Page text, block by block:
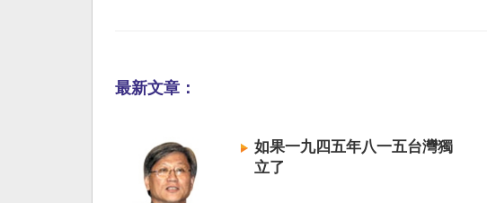
最新文章：
如果一九四五年八一五台灣獨
立了